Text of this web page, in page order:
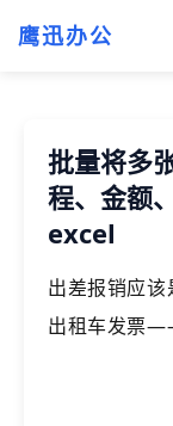
鹰迅办公
批量将多
程、金额
excel
出差报销应
出租车发票
票号码、乘
进Excel，然